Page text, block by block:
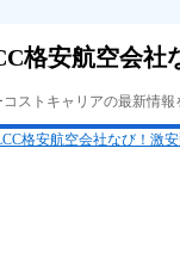
格安航空会社
コストキャリアの最新情